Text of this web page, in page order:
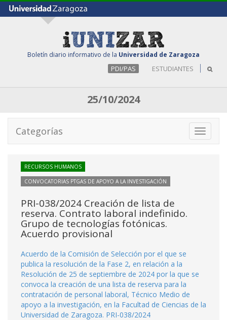
Boletín diario informativo de la Universidad de Zaragoza
PDI/PAS ESTUDIANTES
25/10/2024
Toggle
Categorías
RECURSOS HUMANOS
CONVOCATORIAS PTGAS DE APOYO A LA INVESTIGACIÓN
PRI-038/2024 Creación de lista de
reserva. Contrato laboral indefinido.
Grupo de tecnologías fotónicas.
Acuerdo provisional
Acuerdo de la Comisión de Selección por el que se
publica la resolución de la Fase 2, en relación a la
Resolución de 25 de septiembre de 2024 por la que se
convoca la creación de una lista de reserva para la
contratación de personal laboral, Técnico Medio de
apoyo a la investigación, en la Facultad de Ciencias de la
Universidad de Zaragoza. PRI-038/2024